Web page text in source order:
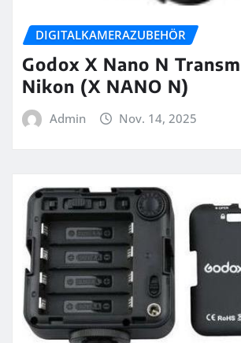
DIGITALKAMERAZUBEHÖR
Godox X Nano N
Nikon (X NANO N)
Admin Nov. 14, 2025